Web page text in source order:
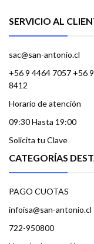
SERVICIO AL
sac@san-antonio.cl
+56 9 4464 7057 +56
8412
Horario de atención
09:30 Hasta 19:00
Solicita tu Clave
CATEGORÍAS
PAGO CUOTAS
infoisa@san-antonio.cl
722-950800